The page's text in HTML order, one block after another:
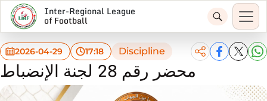
Inter-Regional League
of Football
2026-04-29 17:18 Discipline
محضر رقم 28 لجنة الإنضباط